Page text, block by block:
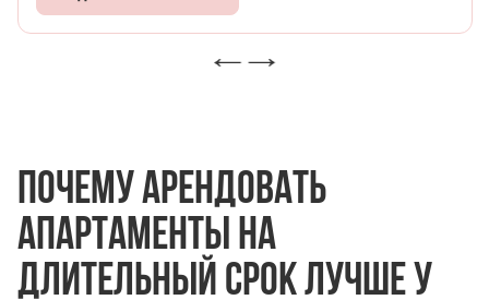
без стильной фотографии, которая будет
которых можно расслабиться за чашкой
Почему арендовать
апартаменты на
длительный срок лучше у